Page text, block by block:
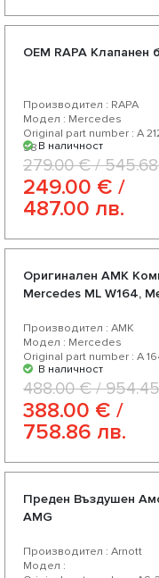
OEM RAPA Клапанен
Производител : RAPA
Модел : Mercedes
Original part number : A
58В наличност
279.00 € /
249.00 € /
487.00 лв.
Оригинален AMK
Mercedes ML W164,
Производител : AMK
Модел : Mercedes
Original part number : A
В наличност
488.00 € /
388.00 € /
758.86 лв.
Преден Въздушен
AMG
Производител : Arnott
Модел :